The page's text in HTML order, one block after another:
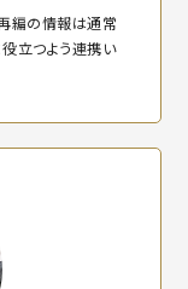
編の情報は通常
立つよう連携い